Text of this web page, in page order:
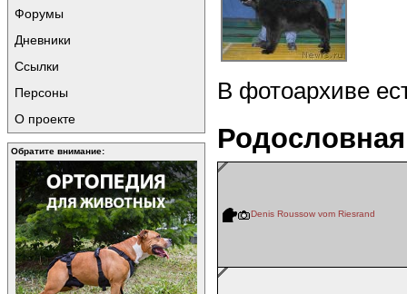
Форумы
Дневники
Ссылки
Персоны
О проекте
Обратите внимание:
В фотоархиве
Родословная
Denis Roussow vom Riesrand